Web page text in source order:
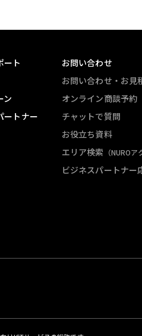
ート
ン
ートナー
お問い合わせ
お問い合わせ・お見
オンライン商談予約
チャットで質問
お役立ち資料
エリア検索 （NURO
ビジネスパートナー